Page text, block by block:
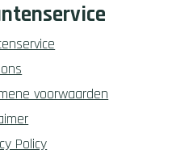
voorwaarden
Policy